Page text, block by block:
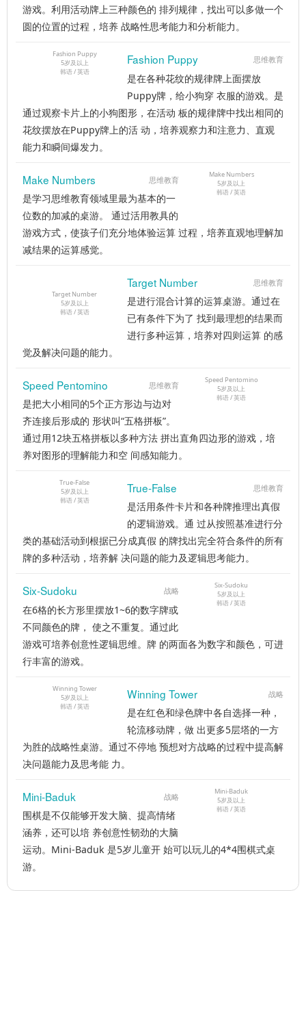
游戏。利用活动牌上三种颜色的 排列规律，找出可以多做一个
圆的位置的过程，培养 战略性思考能力和分析能力。
Fashion Puppy
5岁及以上
韩语 / 英语
Fashion Puppy 思维教育
是在各种花纹的规律牌上面摆放
Puppy牌，给小狗穿 衣服的游戏。是
通过观察卡片上的小狗图形，在活动 板的规律牌中找出相同的
花纹摆放在Puppy牌上的活 动，培养观察力和注意力、直观
能力和瞬间爆发力。
Make Numbers
5岁及以上
韩语 / 英语
Make Numbers 思维教育
是学习思维教育领域里最为基本的一
位数的加减的桌游。 通过活用教具的
游戏方式，使孩子们充分地体验运算 过程，培养直观地理解加
减结果的运算感觉。
Target Number
5岁及以上
韩语 / 英语
Target Number 思维教育
是进行混合计算的运算桌游。通过在
已有条件下为了 找到最理想的结果而
进行多种运算，培养对四则运算 的感
觉及解决问题的能力。
Speed Pentomino
5岁及以上
韩语 / 英语
Speed Pentomino 思维教育
是把大小相同的5个正方形边与边对
齐连接后形成的 形状叫“五格拼板”。
通过用12块五格拼板以多种方法 拼出直角四边形的游戏，培
养对图形的理解能力和空 间感知能力。
True-False
5岁及以上
韩语 / 英语
True-False 思维教育
是活用条件卡片和各种牌推理出真假
的逻辑游戏。通 过从按照基准进行分
类的基础活动到根据已分成真假 的牌找出完全符合条件的所有
牌的多种活动，培养解 决问题的能力及逻辑思考能力。
Six-Sudoku
5岁及以上
韩语 / 英语
Six-Sudoku 战略
在6格的长方形里摆放1~6的数字牌或
不同颜色的牌， 使之不重复。通过此
游戏可培养创意性逻辑思维。牌 的两面各为数字和颜色，可进
行丰富的游戏。
Winning Tower
5岁及以上
韩语 / 英语
Winning Tower 战略
是在红色和绿色牌中各自选择一种，
轮流移动牌，做 出更多5层塔的一方
为胜的战略性桌游。通过不停地 预想对方战略的过程中提高解
决问题能力及思考能 力。
Mini-Baduk
5岁及以上
韩语 / 英语
Mini-Baduk 战略
围棋是不仅能够开发大脑、提高情绪
涵养，还可以培 养创意性韧劲的大脑
运动。Mini-Baduk 是5岁儿童开 始可以玩儿的4*4围棋式桌
游。